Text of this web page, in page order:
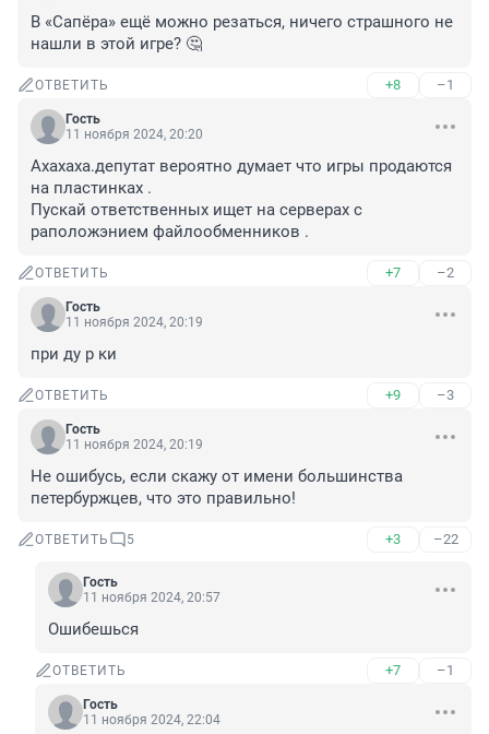
В «Сапёра» ещё можно резаться, ничего страшного не
нашли в этой игре? 🤔
ОТВЕТИТЬ +8 –1
Гость
11 ноября 2024, 20:20
Ахахаха.депутат вероятно думает что игры продаются
на пластинках .
Пускай ответственных ищет на серверах с
раположэнием файлообменников .
ОТВЕТИТЬ +7 –2
Гость
11 ноября 2024, 20:19
при ду р ки
ОТВЕТИТЬ +9 –3
Гость
11 ноября 2024, 20:19
Не ошибусь, если скажу от имени большинства
петербуржцев, что это правильно!
ОТВЕТИТЬ 5 +3 –22
Гость
11 ноября 2024, 20:57
Ошибешься
ОТВЕТИТЬ +7 –1
Гость
11 ноября 2024, 22:04